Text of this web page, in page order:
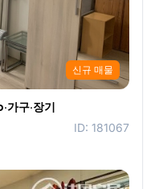
신규 매물
가구·장기
ID: 181067